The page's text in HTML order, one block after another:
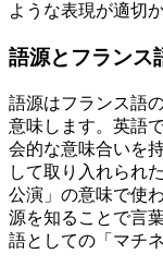
ような表現が適切
語源とフランス
語源はフランス語
意味します。英語
会的な意味合いを
して取り入れられ
公演」の意味で使
源を知ることで言
語としての「マチ